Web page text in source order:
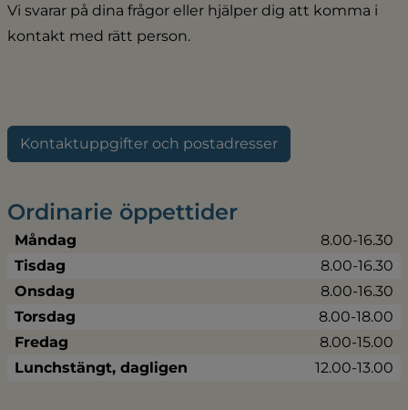
Vi svarar på dina frågor eller hjälper dig att komma i
kontakt med rätt person.
Kontaktuppgifter och postadresser
Ordinarie öppettider
Måndag
8.00-16.30
Tisdag
8.00-16.30
Onsdag
8.00-16.30
Torsdag
8.00-18.00
Fredag
8.00-15.00
Lunchstängt, dagligen
12.00-13.00